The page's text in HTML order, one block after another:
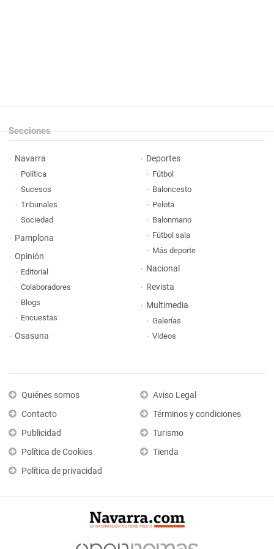
Secciones
Navarra
Política
Sucesos
Tribunales
Sociedad
Pamplona
Opinión
Editorial
Colaboradores
Blogs
Encuestas
Osasuna
Deportes
Fútbol
Baloncesto
Pelota
Balonmano
Fútbol sala
Más deporte
Nacional
Revista
Multimedia
Galerías
Vídeos
Quiénes somos
Contacto
Publicidad
Política de Cookies
Política de privacidad
Aviso Legal
Términos y condiciones
Turismo
Tienda